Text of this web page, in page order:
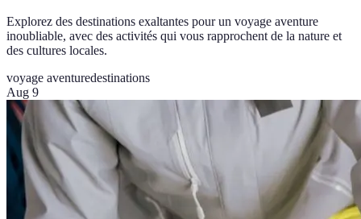
Explorez des destinations exaltantes pour un voyage aventure
inoubliable, avec des activités qui vous rapprochent de la nature et
des cultures locales.
voyage aventuredestinations
Aug 9